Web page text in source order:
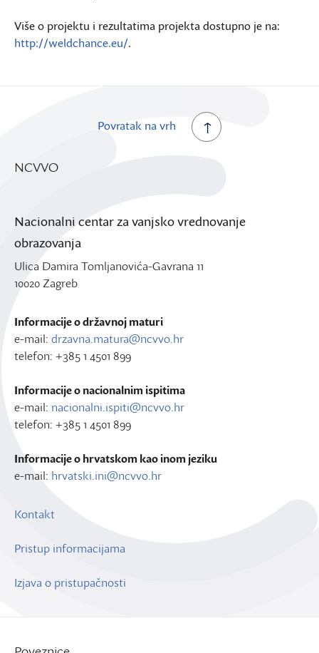
Više o projektu i rezultatima projekta dostupno je na:
http://weldchance.eu/.
Povratak na vrh
NCVVO
Nacionalni centar za vanjsko vrednovanje
obrazovanja
Ulica Damira Tomljanovića-Gavrana 11
10020 Zagreb
Informacije o državnoj maturi
e-mail: drzavna.matura@ncvvo.hr
telefon: +385 1 4501 899
Informacije o nacionalnim ispitima
e-mail: nacionalni.ispiti@ncvvo.hr
telefon: +385 1 4501 899
Informacije o hrvatskom kao inom jeziku
e-mail: hrvatski.ini@ncvvo.hr
Kontakt
Pristup informacijama
Izjava o pristupačnosti